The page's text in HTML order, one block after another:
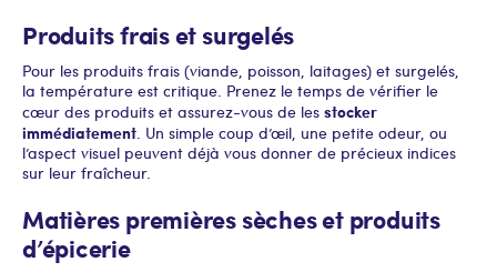
Produits frais et surgelés
Pour les produits frais (viande, poisson, laitages) et surgelés,
la température est critique. Prenez le temps de vérifier le
cœur des produits et assurez-vous de les stocker
immédiatement. Un simple coup d’œil, une petite odeur, ou
l’aspect visuel peuvent déjà vous donner de précieux indices
sur leur fraîcheur.
Matières premières sèches et produits
d’épicerie